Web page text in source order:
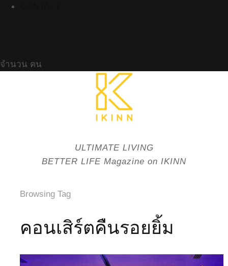
จำนวน คน
ULTIMATE LIVING
BETTER LIFE Magazine on IKINN
Browsing Tag
คอนเสิร์ตคืนรอยยิ้ม